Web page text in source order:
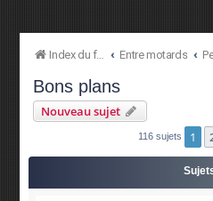
Index du forum Entre motards
Bons plans
Nouveau sujet
116 sujets 1